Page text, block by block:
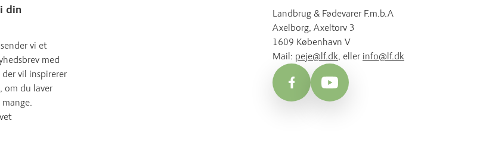
din
vi et
med
vil inspirerer
om du laver
Landbrug & Fødevarer F.m.b.A
Axelborg, Axeltorv 3
1609 København V
Mail: peje@lf.dk, eller info@lf.dk
FacebookYouTube